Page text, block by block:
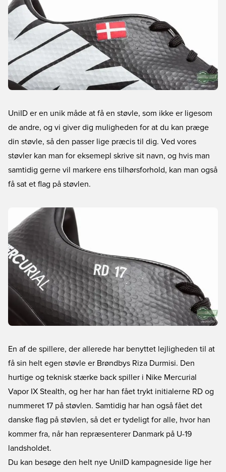
UniID er en unik måde at få en støvle, som ikke er ligesom
de andre, og vi giver dig muligheden for at du kan præge
din støvle, så den passer lige præcis til dig. Ved vores
støvler kan man for eksemepl skrive sit navn, og hvis man
samtidig gerne vil markere ens tilhørsforhold, kan man også
få sat et flag på støvlen.
En af de spillere, der allerede har benyttet lejligheden til at
få sin helt egen støvle er Brøndbys Riza Durmisi. Den
hurtige og teknisk stærke back spiller i Nike Mercurial
Vapor IX Stealth, og her har han fået trykt initialerne RD og
nummeret 17 på støvlen. Samtidig har han også fået det
danske flag på støvlen, så det er tydeligt for alle, hvor han
kommer fra, når han repræsenterer Danmark på U-19
landsholdet.
Du kan besøge den helt nye UniID kampagneside lige her